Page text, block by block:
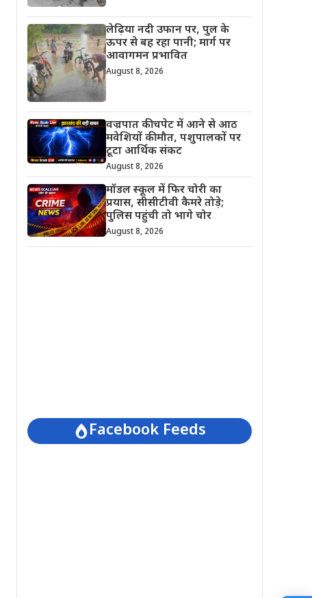
लेढ़िया नदी उफान पर, पुल के
ऊपर से बह रहा पानी; मार्ग पर
आवागमन प्रभावित
August 8, 2026
वज्रपात की चपेट में आने से आठ
मवेशियों की मौत, पशुपालकों पर
टूटा आर्थिक संकट
August 8, 2026
मॉडल स्कूल में फिर चोरी का
प्रयास, सीसीटीवी कैमरे तोड़े;
पुलिस पहुंची तो भागे चोर
August 8, 2026
Facebook Feeds